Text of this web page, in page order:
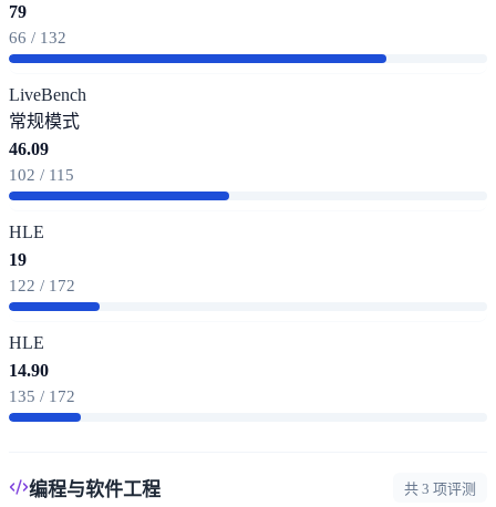
79
66 / 132
LiveBench
常规模式
46.09
102 / 115
HLE
19
122 / 172
HLE
14.90
135 / 172
编程与软件工程 共 3 项评测